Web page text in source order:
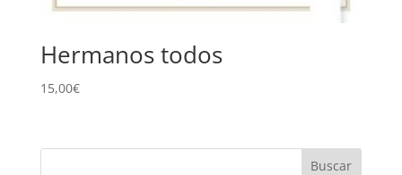
Hermanos todos
15,00€